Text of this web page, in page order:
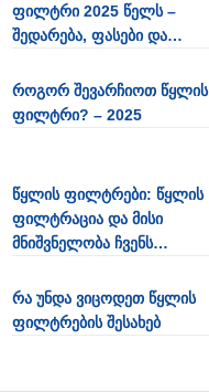
ფილტრი 2025 წელს –
შედარება, ფასები და
როგორ შევარჩიოთ წყლის
ფილტრი? – 2025
წყლის ფილტრები: წყლის
ფილტრაცია და მისი
მნიშვნელობა ჩვენს
რა უნდა ვიცოდეთ წყლის
ფილტრების შესახებ